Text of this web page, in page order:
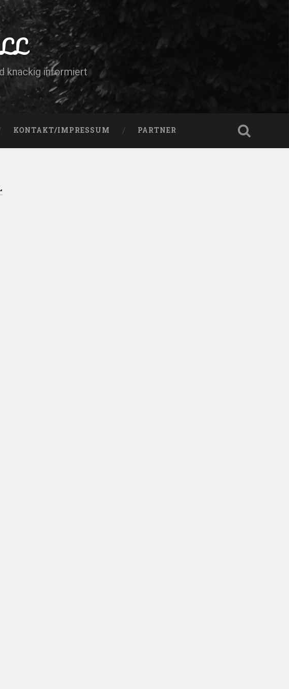
knackig informiert
KONTAKT/IMPRESSUM PARTNER